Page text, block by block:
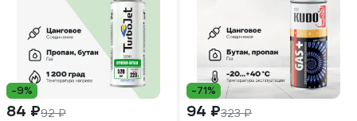
-9%
84 ₽92 ₽
-71%
94 ₽323 ₽